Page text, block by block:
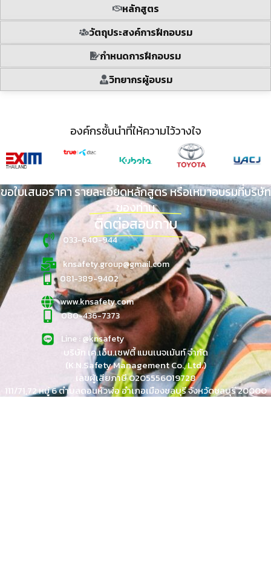
หลักสูตร
วัตถุประสงค์การฝึกอบรม
กำหนดการฝึกอบรม
วิทยากรผู้อบรม
องค์กรชั้นนำที่ให้ความไว้วางใจ
ขอใบเสนอราคา รายละเอียดหลักสูตร หรือเหมาอบรมที่บริษัท
ของท่าน
ติดต่อสอบถาม
033-640-944
knsafety.group@gmail.com
081-389-9402
www.knsafety.com
080-436-7373
Line : @knsafety
บริษัท เค.เอ็น.เซฟตี้ แมนเนจเม้นท์ จำกัด
(K.N.Safety Management Co., Ltd.)
เลขผู้เสียภาษี 0205556019728
111/71,72 หมู่ 6 ตำบลดอนหัวฬ่อ อำเภอเมืองชลบุรี จังหวัดชลบุรี 20000